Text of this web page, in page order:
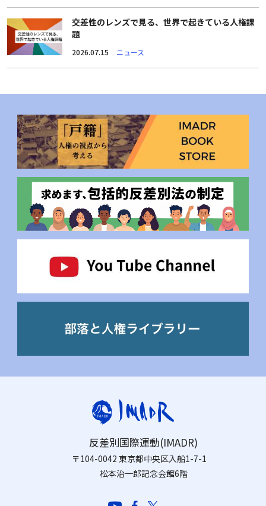
交差性のレンズで見る、世界で起きている人権課
題
2026.07.15 ニュース
反差別国際運動(IMADR)
〒104-0042 東京都中央区入船1-7-1
松本治一郎記念会館6階